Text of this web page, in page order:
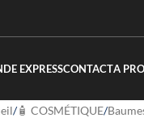
EXPRESSCONTACTA
/🧴 COSMÉTIQUE/